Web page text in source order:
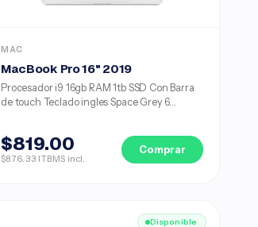
MAC
MacBook Pro 16" 2019
Procesador i9 16gb RAM 1tb SSD Con Barra
de touch Teclado ingles Space Grey 6...
$819.00
$876.33 ITBMS incl.
Comprar
Disponible